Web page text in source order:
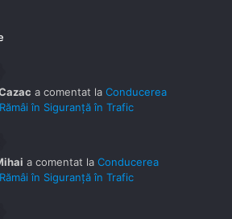
a comentat la Conducerea
în Siguranță în Trafic
a comentat la Conducerea
în Siguranță în Trafic